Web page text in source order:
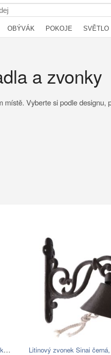
OBÝVÁK POKOJE SVĚTLO
a zvonky
Vyberte si podle
Rezavý antik plechový zvonek se šňůrkou… Litinový zvonek Sinai